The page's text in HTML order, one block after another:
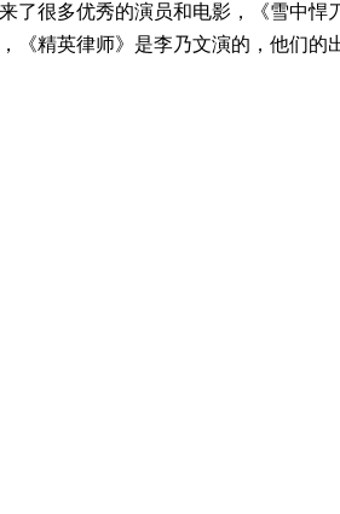
了很多优秀的演员和电影 ，《雪中悍
， 《精英律师》是李乃文演的，他们的